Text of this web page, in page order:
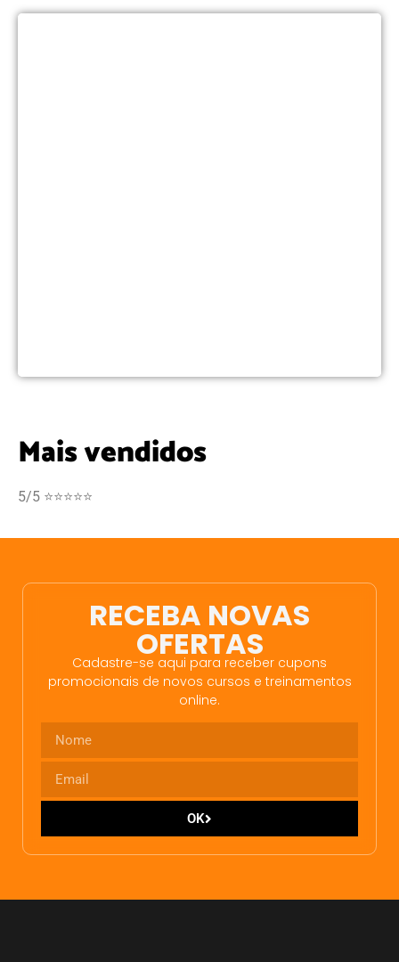
Mais vendidos
5/5 ⭐⭐⭐⭐⭐
RECEBA NOVAS
OFERTAS
Cadastre-se aqui para receber cupons
promocionais de novos cursos e treinamentos
online.
OK